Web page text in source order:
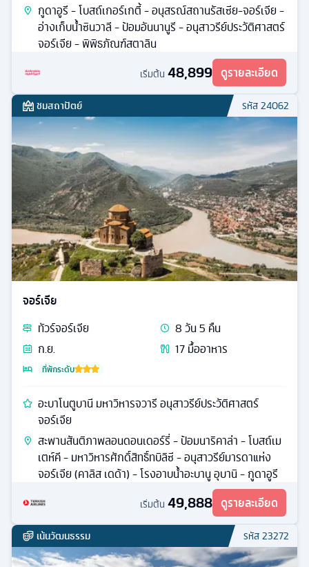
กูดาอูรี - โบสถ์เกอร์เกตี้ - อนุสรณ์สถานรัสเซีย-จอร์เจีย -
อ่างเก็บน้ำซินวาลี - ป้อมอันนานูรี - อนุสาวรีย์ประวัติศาสตร์
จอร์เจีย - พิพิธภัณฑ์สตาลิน
เริ่มต้น 48,899 ดูรายละเอียด
ชมสถาปัตย์ รหัส24062
จอร์เจีย
ทัวร์จอร์เจีย 8วัน5 คืน
ก.ย.
17มื้ออาหาร
ที่พักระดับ
อะบาโนตูบานี มหาวิหารจวารี อนุสาวรีย์ประวัติศาสตร์
จอร์เจีย
สะพานสันติภาพลอนดอนเดอร์รี่ - ป้อมนาริคาล่า - โบสถ์เม
เตห์คี - มหาวิหารศักดิ์สิทธิ์ทบิลิซี - อนุสาวรีย์มารดาแห่ง
จอร์เจีย (คาลิส เดด้า) - โรงอาบน้ำอะบานู อุบานิ - กูดาอูรี
เริ่มต้น 49,888 ดูรายละเอียด
เน้นวัฒนธรรม รหัส23272